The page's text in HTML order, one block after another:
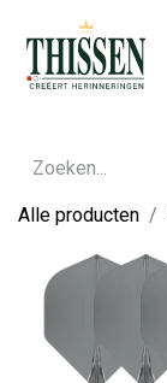
Alle producten